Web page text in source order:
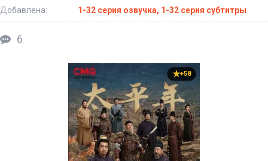
Добавлена:
1-32 серия озвучка, 1-32 серия субтитры
6
+58